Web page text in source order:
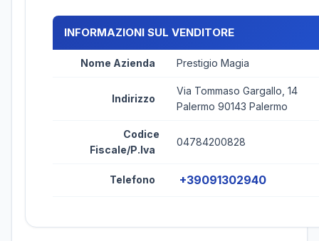
INFORMAZIONI SUL VENDITORE
Nome Azienda Prestigio Magia
Indirizzo
Via Tommaso Gargallo, 14
Palermo 90143 Palermo
Codice
Fiscale/P.Iva
04784200828
Telefono +39091302940